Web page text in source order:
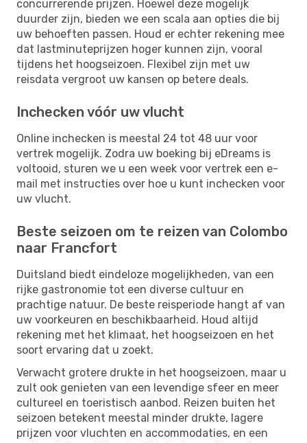
concurrerende prijzen. Hoewel deze mogelijk
duurder zijn, bieden we een scala aan opties die bij
uw behoeften passen. Houd er echter rekening mee
dat lastminuteprijzen hoger kunnen zijn, vooral
tijdens het hoogseizoen. Flexibel zijn met uw
reisdata vergroot uw kansen op betere deals.
Inchecken vóór uw vlucht
Online inchecken is meestal 24 tot 48 uur voor
vertrek mogelijk. Zodra uw boeking bij eDreams is
voltooid, sturen we u een week voor vertrek een e-
mail met instructies over hoe u kunt inchecken voor
uw vlucht.
Beste seizoen om te reizen van Colombo
naar Francfort
Duitsland biedt eindeloze mogelijkheden, van een
rijke gastronomie tot een diverse cultuur en
prachtige natuur. De beste reisperiode hangt af van
uw voorkeuren en beschikbaarheid. Houd altijd
rekening met het klimaat, het hoogseizoen en het
soort ervaring dat u zoekt.
Verwacht grotere drukte in het hoogseizoen, maar u
zult ook genieten van een levendige sfeer en meer
cultureel en toeristisch aanbod. Reizen buiten het
seizoen betekent meestal minder drukte, lagere
prijzen voor vluchten en accommodaties, en een